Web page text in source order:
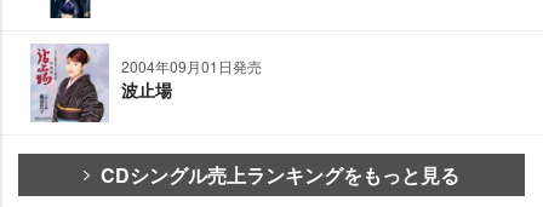
2004年09月01日発売
波止場
CDシングル売上ランキングをもっと見る